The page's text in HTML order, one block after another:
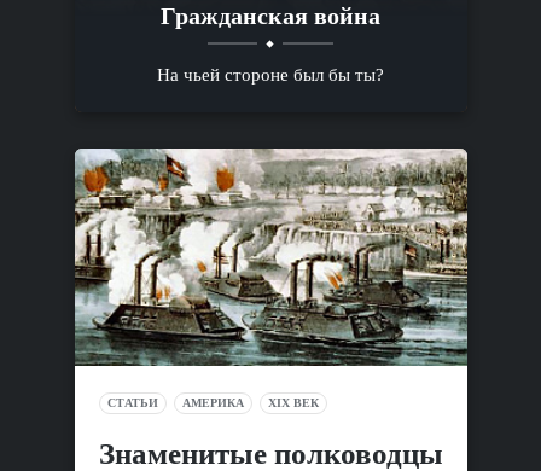
Гражданская война
На чьей стороне был бы ты?
СТАТЬИ АМЕРИКА XIX ВЕК
Знаменитые полководцы